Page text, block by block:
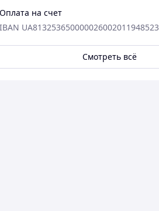
Оплата на счет
IBAN UA813253650000026002011948523
Смотреть всё